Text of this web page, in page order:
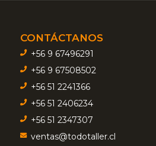
CONTÁCTANOS
+56 9 67496291
+56 9 67508502
+56 51 2241366
+56 51 2406234
+56 51 2347307
ventas@todotaller.cl